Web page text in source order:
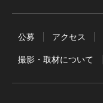
公募 アクセス
撮影・取材について